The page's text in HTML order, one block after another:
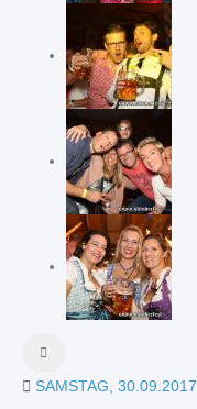
SAMSTAG, 30.09.2017